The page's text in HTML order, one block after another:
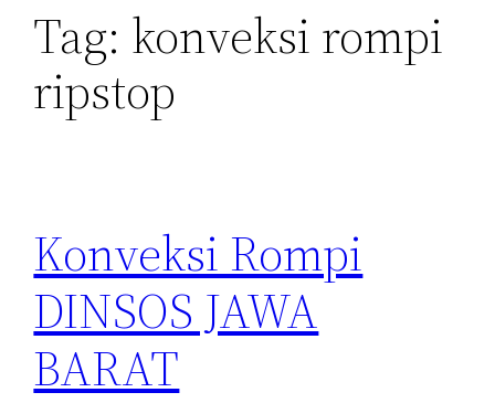
Tag: konveksi rompi
ripstop
Konveksi Rompi
DINSOS JAWA
BARAT